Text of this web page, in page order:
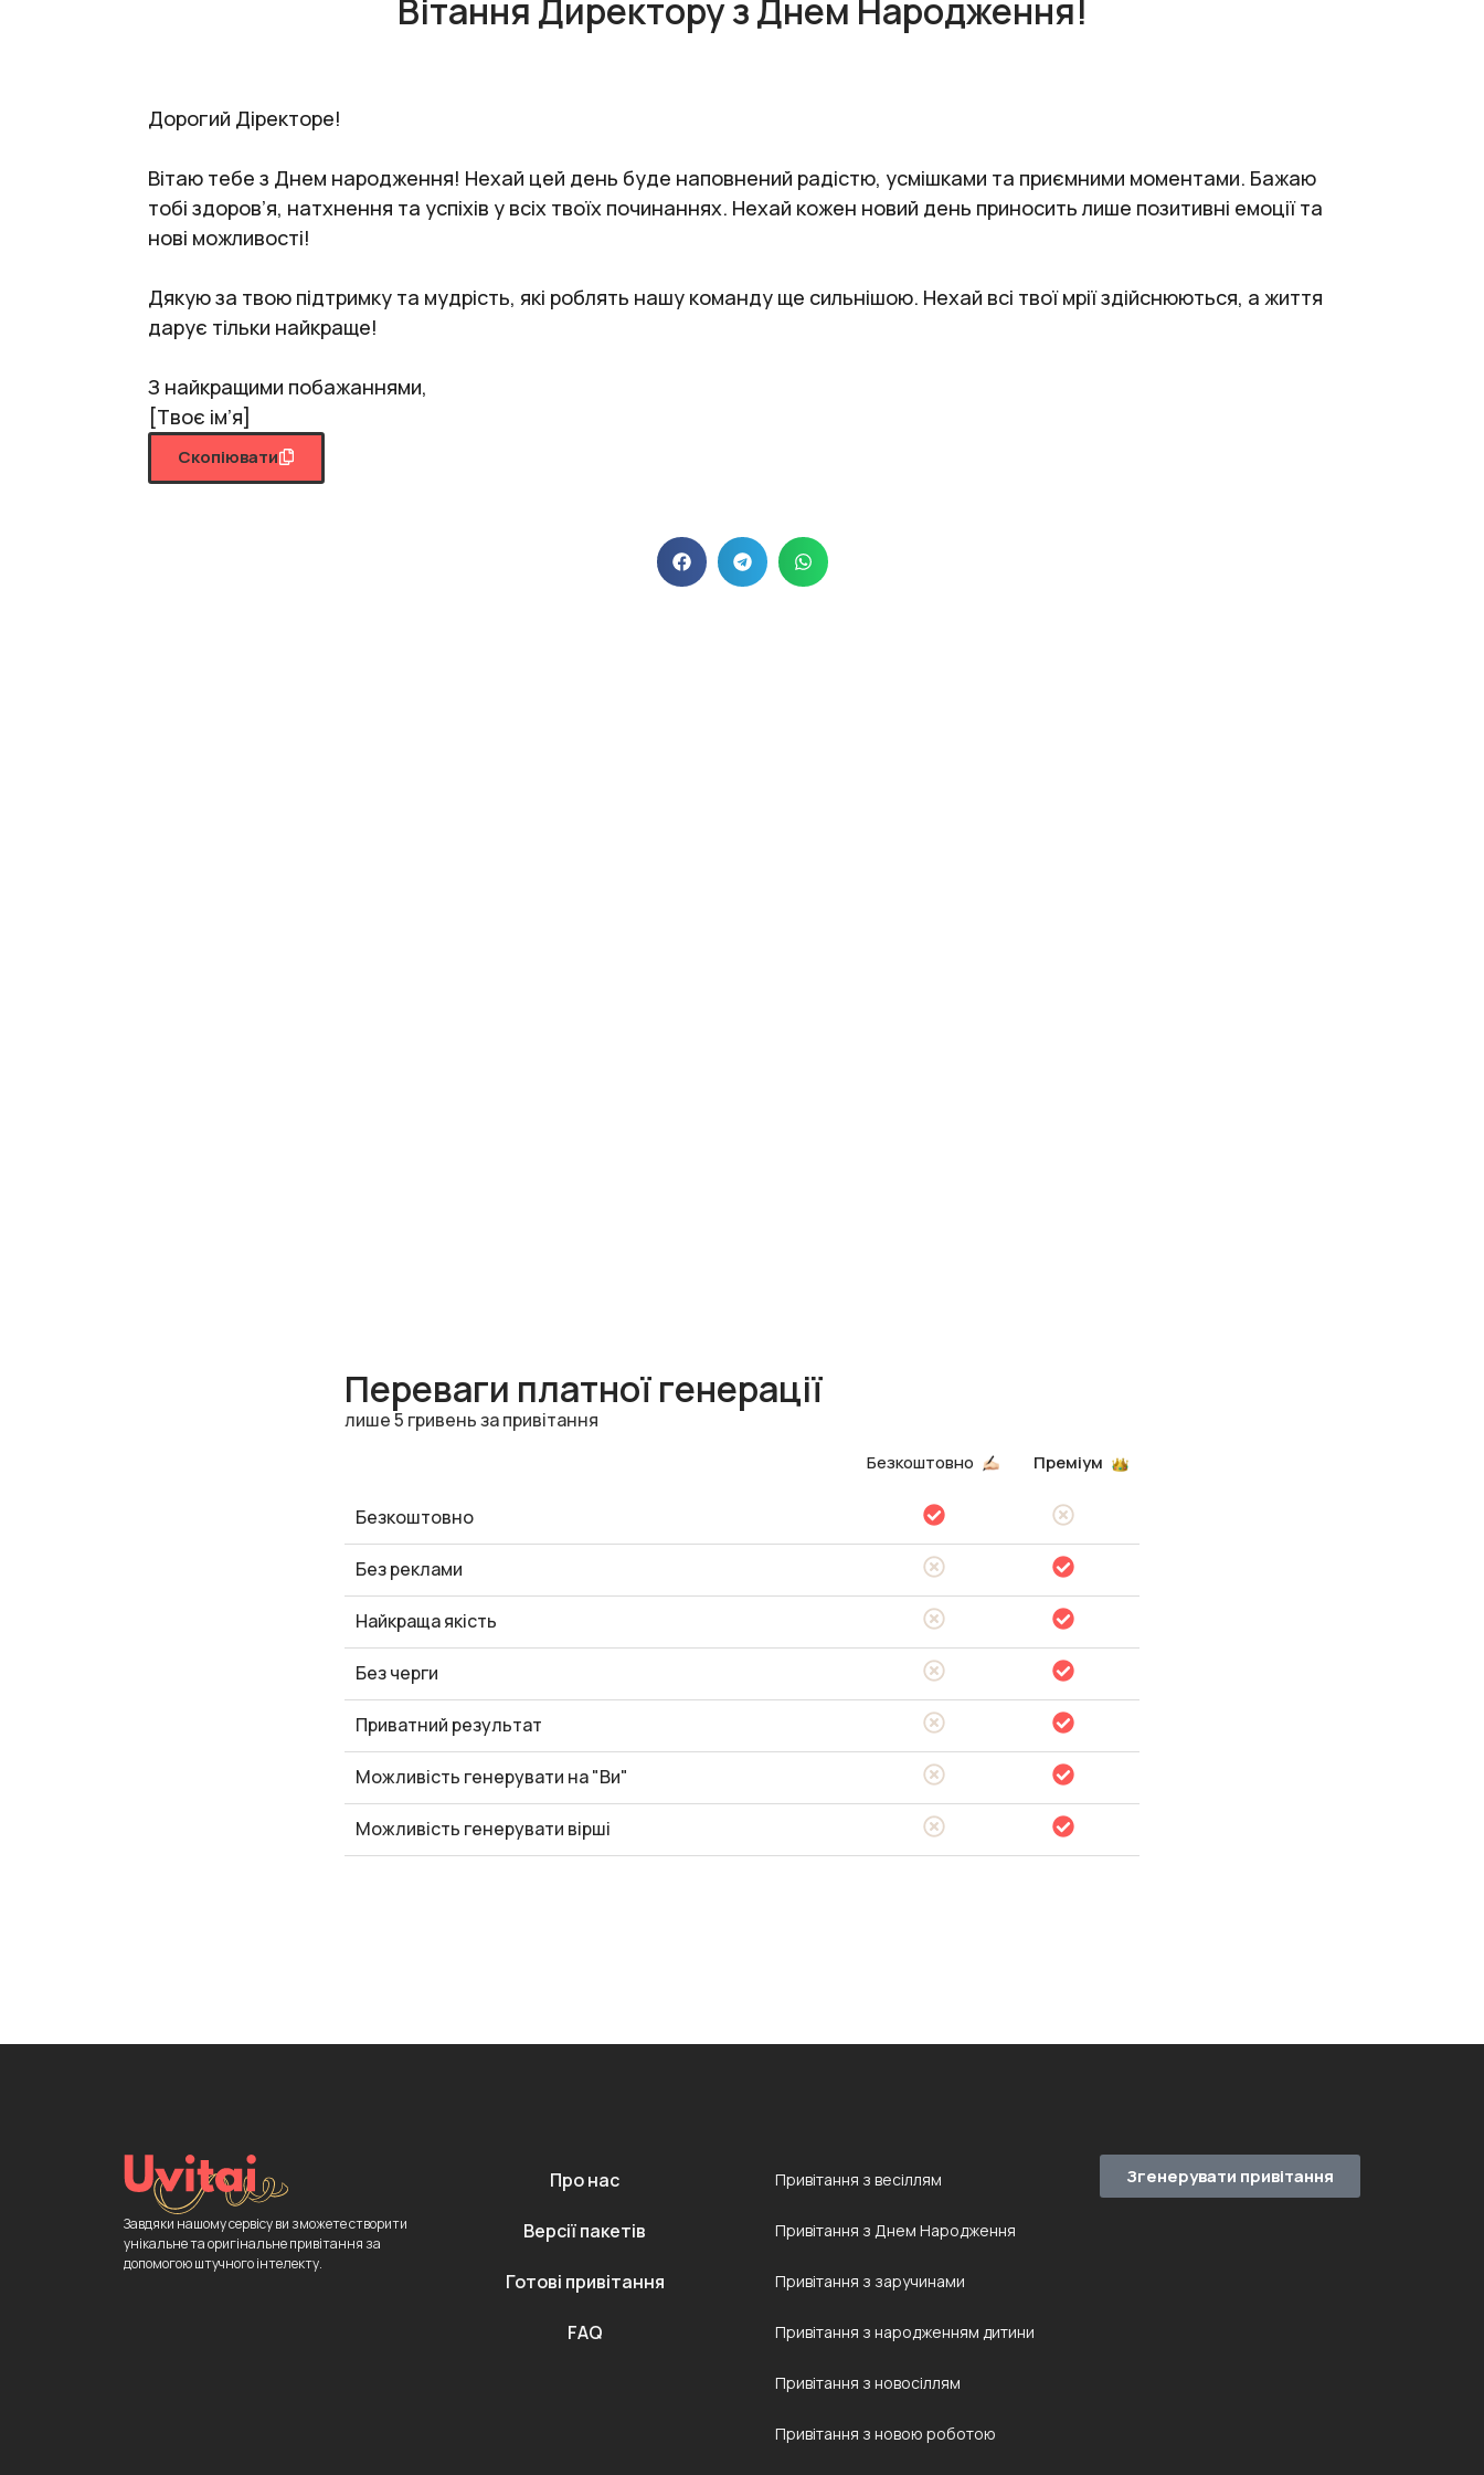
Вітання Директору з Днем Народження!
Дорогий Діректоре!
Вітаю тебе з Днем народження! Нехай цей день буде наповнений радістю, усмішками та приємними моментами. Бажаю
тобі здоров’я, натхнення та успіхів у всіх твоїх починаннях. Нехай кожен новий день приносить лише позитивні емоції та
нові можливості!
Дякую за твою підтримку та мудрість, які роблять нашу команду ще сильнішою. Нехай всі твої мрії здійснюються, а життя
дарує тільки найкраще!
З найкращими побажаннями,
[Твоє ім’я]
Скопіювати
Переваги платної генерації
лише 5 гривень за привітання
Безкоштовно Преміум
Безкоштовно
Без реклами
Найкраща якість
Без черги
Приватний результат
Можливість генерувати на "Ви"
Можливість генерувати вірші
Завдяки нашому сервісу ви зможете створити
унікальне та оригінальне привітання за
допомогою штучного інтелекту.
Про нас
Версії пакетів
Готові привітання
FAQ
Привітання з весіллям
Привітання з Днем Народження
Привітання з заручинами
Привітання з народженням дитини
Привітання з новосіллям
Привітання з новою роботою
Згенерувати привітання